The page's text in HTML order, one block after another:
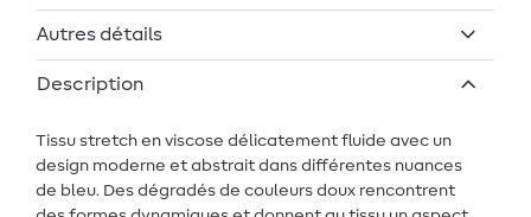
Autres détails
Description
Tissu stretch en viscose délicatement fluide avec un
design moderne et abstrait dans différentes nuances
de bleu. Des dégradés de couleurs doux rencontrent